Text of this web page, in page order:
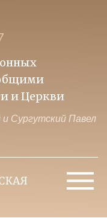
и Церкви
Сургутский Павел